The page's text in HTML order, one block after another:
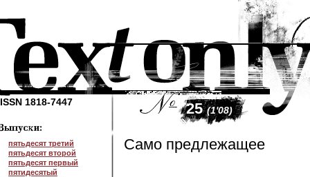
ISSN 1818-7447
пятьдесят третий
пятьдесят второй
пятьдесят первый
пятидесятый
25(1'08)
Само предлежащее